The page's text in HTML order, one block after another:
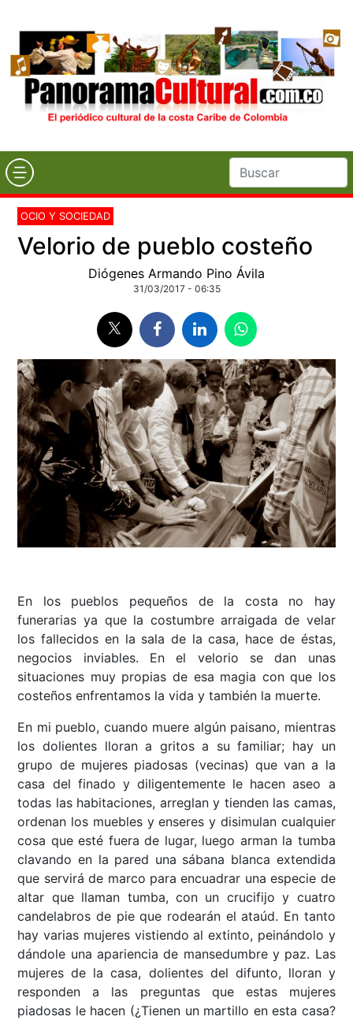
OCIO Y SOCIEDAD
Velorio de pueblo costeño
Diógenes Armando Pino Ávila
31/03/2017 - 06:35
En los pueblos pequeños de la costa no hay
funerarias ya que la costumbre arraigada de velar
los fallecidos en la sala de la casa, hace de éstas,
negocios inviables. En el velorio se dan unas
situaciones muy propias de esa magia con que los
costeños enfrentamos la vida y también la muerte.
En mi pueblo, cuando muere algún paisano, mientras
los dolientes lloran a gritos a su familiar; hay un
grupo de mujeres piadosas (vecinas) que van a la
casa del finado y diligentemente le hacen aseo a
todas las habitaciones, arreglan y tienden las camas,
ordenan los muebles y enseres y disimulan cualquier
cosa que esté fuera de lugar, luego arman la tumba
clavando en la pared una sábana blanca extendida
que servirá de marco para encuadrar una especie de
altar que llaman tumba, con un crucifijo y cuatro
candelabros de pie que rodearán el ataúd. En tanto
hay varias mujeres vistiendo al extinto, peinándolo y
dándole una apariencia de mansedumbre y paz. Las
mujeres de la casa, dolientes del difunto, lloran y
responden a las preguntas que estas mujeres
piadosas le hacen (¿Tienen un martillo en esta casa?